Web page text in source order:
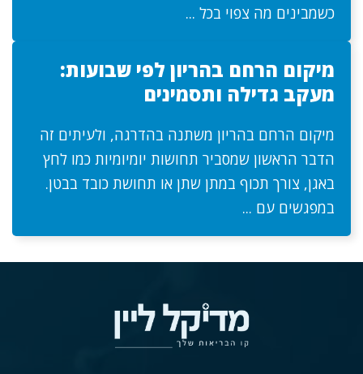
כשמבינים מה צפוי בכל ...
מיקום הרחם בהריון לפי שבועות:
מעקב גדילה ותסמינים
מיקום הרחם בהריון משתנה בהדרגה, ולעיתים זה
הדבר הראשון שמסביר תחושות יומיומיות כמו לחץ
באגן, צורך תכוף במתן שתן או תחושת כובד בבטן.
במפגשים עם ...